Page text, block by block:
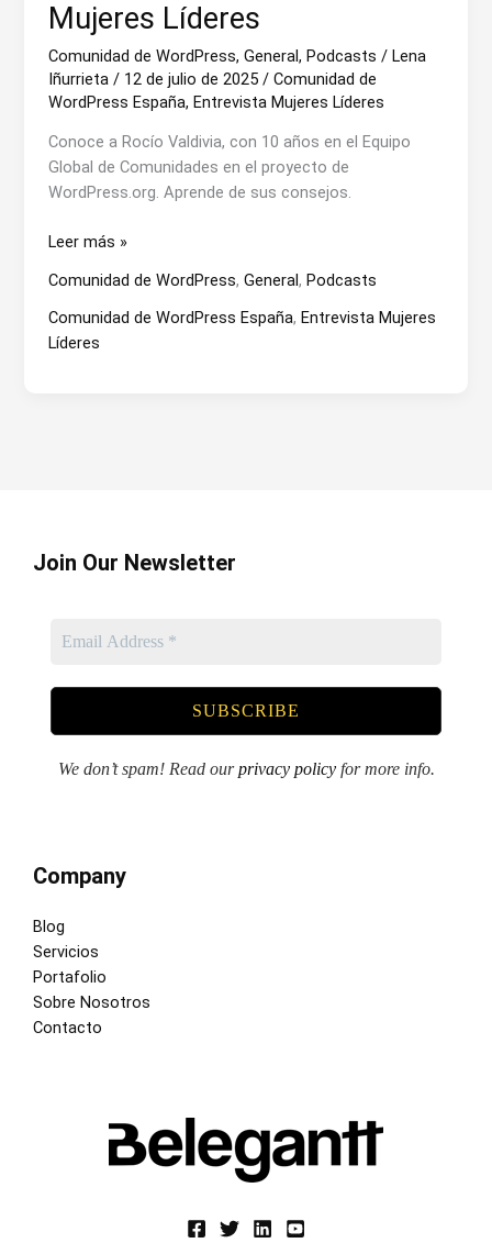
Mujeres Líderes
Comunidad de WordPress,General,Podcasts /Lena
Iñurrieta/ 12 de julio de 2025/Comunidad de
WordPress España,Entrevista Mujeres Líderes
Conoce a Rocío Valdivia, con 10 años en el Equipo
Global de Comunidades en el proyecto de
WordPress.org. Aprende de sus consejos.
Rocio
en
Entrevista
a
Leer más »
Comunidad de WordPress,General,Podcasts
Comunidad de WordPress España, Entrevista Mujeres
Líderes
Join Our Newsletter
We don’t spam! Read ourprivacy policyfor more info.
Company
Blog
Servicios
Portafolio
Sobre Nosotros
Contacto